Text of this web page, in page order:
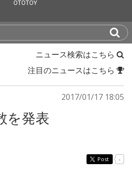
ニュース検索はこちら
注目のニュースはこちら
2017/01/17 18:05
を発表
Post -